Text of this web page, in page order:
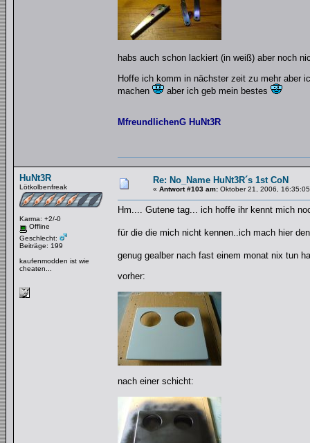
habs auch schon lackiert (in weiß) aber noch
Hoffe ich komm in nächster zeit zu mehr aber
machen
aber ich geb mein bestes
MfreundlichenG HuNt3R
HuNt3R
Lötkolbenfreak
Karma: +2/-0
Offline
Geschlecht:
Beiträge: 199
kaufenmodden ist wie
cheaten...
Re: No_Name HuNt3R´s 1st CoN
« Antwort #103 am: Oktober 21, 2006,
Hm.... Gutene tag... ich hoffe ihr kennt mich
für die die mich nicht kennen..ich mach hier
genug gealber nach fast einem monat nix tun
vorher:
nach einer schicht: